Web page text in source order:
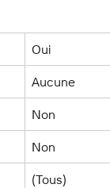
Oui
Aucune
Non
Non
(Tous)